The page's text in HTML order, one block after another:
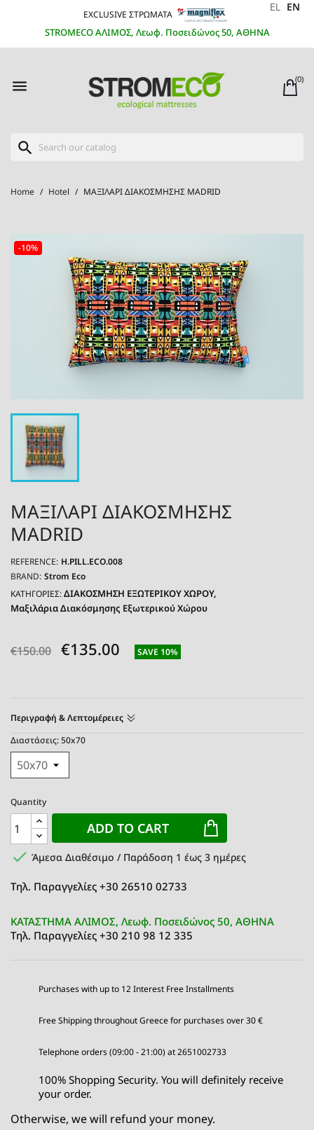
EXCLUSIVE ΣΤΡΩΜΑΤΑ
STROMECO ΑΛΙΜΟΣ, Λεωφ. Ποσειδώνος 50, ΑΘΗΝΑ
EL EN
 (0)
search
Home Hotel ΜΑΞΙΛΑΡΙ ΔΙΑΚΟΣΜΗΣΗΣ MADRID
-10%
ΜΑΞΙΛΑΡΙ ΔΙΑΚΟΣΜΗΣΗΣ
MADRID
REFERENCE: H.PILL.ECO.008
BRAND: Strom Eco
ΚΑΤΗΓΟΡΙΕΣ:ΔΙΑΚΟΣΜΗΣΗ ΕΞΩΤΕΡΙΚΟΥ ΧΩΡΟΥ
Μαξιλάρια Διακόσμησης Εξωτερικού Χώρου
€150.00 €135.00 SAVE 10%
Περιγραφή & Λεπτομέρειες
Διαστάσεις: 50x70
Quantity
ADD TO CART
 Άμεσα Διαθέσιμο / Παράδοση 1 έως 3 ημέρες
Τηλ. Παραγγελίες +30 26510 02733
ΚΑΤΑΣΤΗΜΑ ΑΛΙΜΟΣ, Λεωφ. Ποσειδώνος 50, ΑΘΗΝΑ
Τηλ. Παραγγελίες +30 210 98 12 335
Purchases with up to 12 Interest Free Installments
Free Shipping throughout Greece for purchases over 30 €
Telephone orders (09:00 - 21:00) at 2651002733
100% Shopping Security. You will definitely receive
your order.
Otherwise, we will refund your money.